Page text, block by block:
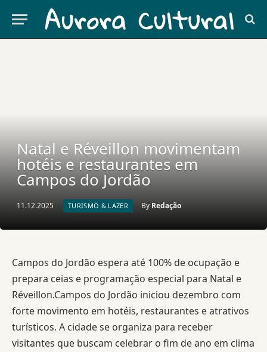
Natal e Réveillon movimentam
hotéis e restaurantes em
Campos do Jordão
11.12.2025 TURISMO & LAZER By Redação
Campos do Jordão espera até 100% de ocupação e
prepara ceias e programação especial para Natal e
Réveillon.Campos do Jordão iniciou dezembro com
forte movimento em hotéis, restaurantes e atrativos
turísticos. A cidade se organiza para receber
visitantes que buscam celebrar o fim de ano em clima